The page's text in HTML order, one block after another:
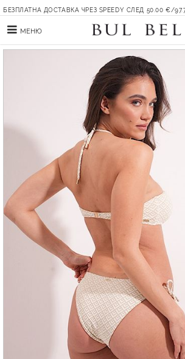
БЕЗПЛАТНА ДОСТАВКА ЧРЕЗ SPEEDY СЛЕД 50.00 €/
МЕНЮ